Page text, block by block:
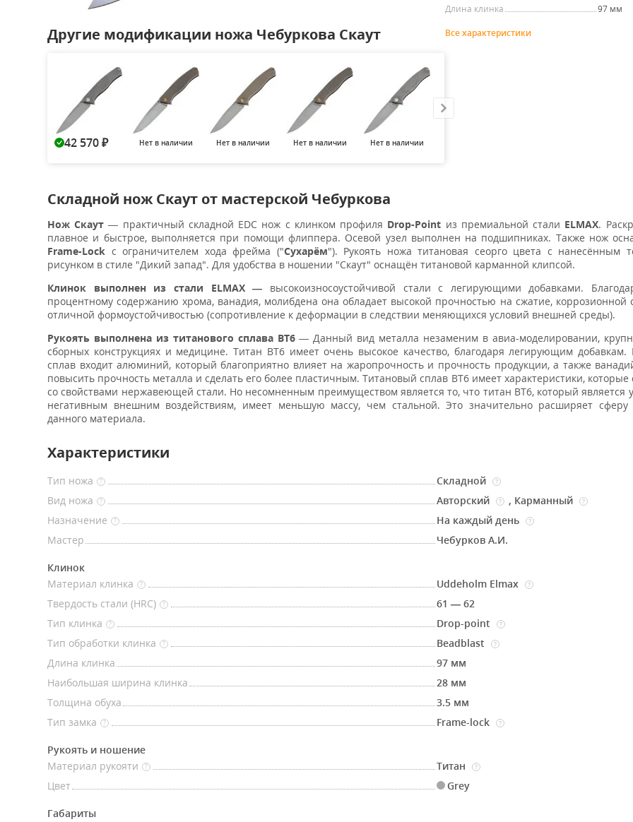
Другие модификации ножа Чебуркова Скаут
42 570 ₽ Нет в наличии Нет в наличии Нет в наличии Нет в наличии
Длина клинка
97 мм
Все характеристики
Складной нож Скаут от мастерской Чебуркова
Нож Скаут— практичный складной EDC нож с клинком профиля Drop-Point из премиальной стали ELMAX.
плавное и быстрое, выполняется при помощи флиппера. Осевой узел выполнен на подшипниках. Также нож
Frame-Lock с ограничителем хода фрейма ("Сухарём"). Рукоять ножа титановая сеорго цвета с нанесённым
рисунком в стиле "Дикий запад". Для удобства в ношении "Скаут" оснащён титановой карманной клипсой.
Клинок выполнен из стали ELMAX — высокоизносоустойчивой стали с легирующими добавками.
процентному содержанию хрома, ванадия, молибдена она обладает высокой прочностью на сжатие, коррозионной
отличной формоустойчивостью (сопротивление к деформации в следствии меняющихся условий внешней среды).
Рукоять выполнена из титанового сплава ВТ6— Данный вид металла незаменим в авиа-моделировании,
сборных конструкциях и медицине. Титан ВТ6 имеет очень высокое качество, благодаря легирующим добавкам.
сплав входит алюминий, который благоприятно влияет на жаропрочность и прочность продукции, а также
повысить прочность металла и сделать его более пластичным. Титановый сплав ВТ6 имеет характеристики, которые
со свойствами нержавеющей стали. Но несомненным преимуществом является то, что титан ВТ6, который является
негативным внешним воздействиям, имеет меньшую массу, чем стальной. Это значительно расширяет
данного материала.
Характеристики
Тип ножа ? Складной ?
Вид ножа ? Авторский ? , Карманный ?
Назначение ? На каждый день ?
Мастер Чебурков А.И.
Клинок
Материал клинка
? Uddeholm Elmax ?
Твердость стали (HRC) ?
61 — 62
Тип клинка
? Drop-point ?
Тип обработки клинка ? Beadblast ?
Длина клинка
97 мм
Наибольшая ширина клинка
28 мм
Толщина обуха
3.5 мм
Тип замка
? Frame-lock ?
Рукоять и ношение
Материал рукояти
? Титан ?
Цвет Grey
Габариты